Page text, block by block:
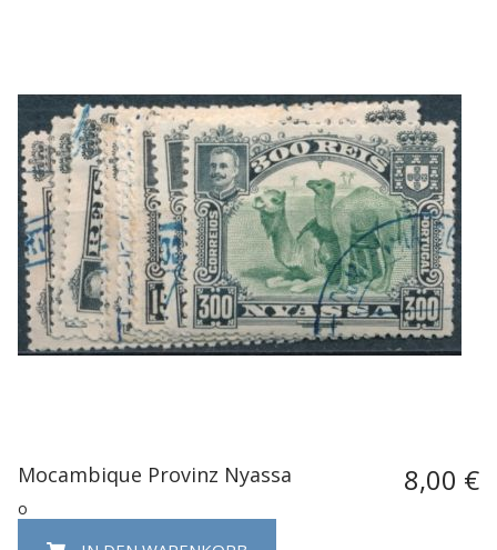
Mocambique Provinz Nyassa 8,00 €
o